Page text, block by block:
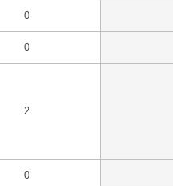
0
0
2
0